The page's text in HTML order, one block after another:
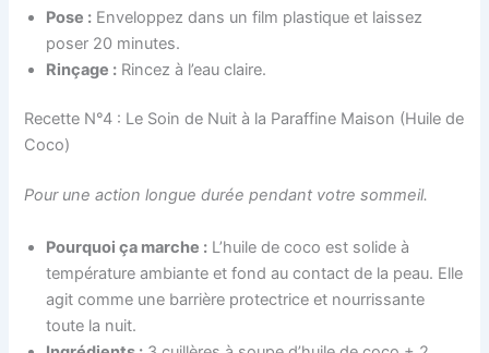
Pose : Enveloppez dans un film plastique et laissez
poser 20 minutes.
Rinçage : Rincez à l’eau claire.
Recette N°4 : Le Soin de Nuit à la Paraffine Maison (Huile de
Coco)
Pour une action longue durée pendant votre sommeil.
Pourquoi ça marche : L’huile de coco est solide à
température ambiante et fond au contact de la peau. Elle
agit comme une barrière protectrice et nourrissante
toute la nuit.